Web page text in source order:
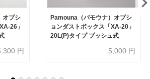
オプシ
26」
円
Pamouna（パモウナ）オプシ
ョンダストボックス「XA-20」
20L(P)タイプ プッシュ式
5,000 円